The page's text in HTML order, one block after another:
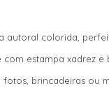
autoral colorida,
estampa xadrez
brincadeiras ou